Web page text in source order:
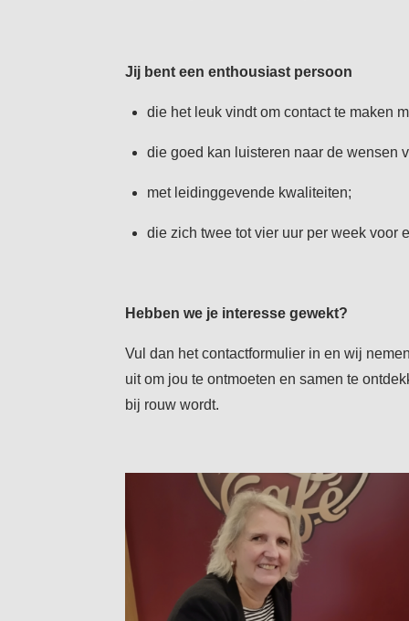
Jij bent een enthousiast persoon
die het leuk vindt om contact te maken
die goed kan luisteren naar de wensen
met leidinggevende kwaliteiten;
die zich twee tot vier uur per week voor
Hebben we je interesse gewekt?
Vul dan het contactformulier in en wij
uit om jou te ontmoeten en samen te
bij rouw wordt.